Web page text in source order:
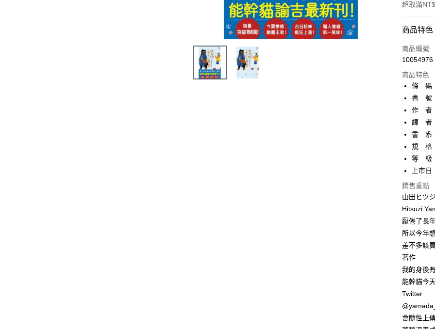
超取滿
付款方式
信用卡一次
AFTEE先
相關說明
AFTEE先
便利好安
１．簡單
２．便利
３．安心
１．於結
付」結帳
２．訂單
３．收到
／ATM／
※ 請注意
絡購買商
先享後付
※ 交易是
付客戶支援
【注意事
１．透過
交易，需
求債權轉
２．關於
https://
ATM付款
運送方式
全家取貨
每筆
付款後全家
萊爾富取
每筆
付款後萊
每筆
7-11取貨
每筆
付款後7-
商品特色
商品編號
10054976
商品特色
條 碼
書 號
作 者
譯 者
書 系
規 格
等 級
上市
銷售重點
山田ヒツジ
Hitsuzi
厭倦了長
所以今年
差不多該
著作
我的身後
能幹貓今
Twitter
會隨性上